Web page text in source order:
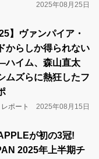
2025年08月25日
】ヴァンパイア・
からしか得られない
イム、森山直太
ムズらに熱狂したフ
ポート
2025年08月15日
が初の3冠!
2025年上半期チ